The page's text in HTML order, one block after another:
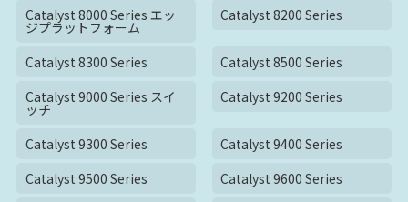
Catalyst 8000 Series エッ
ジプラットフォーム
Catalyst 8200 Series
Catalyst 8300 Series
Catalyst 8500 Series
Catalyst 9000 Series スイ
ッチ
Catalyst 9200 Series
Catalyst 9300 Series
Catalyst 9400 Series
Catalyst 9500 Series
Catalyst 9600 Series